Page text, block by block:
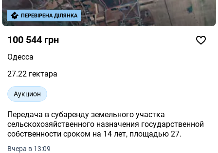
100 544 грн
Одесса
27.22 гектара
Аукцион
Передача в субаренду земельного участка
сельскохозяйственного назначения государственной
собственности сроком на 14 лет, площадью 27.
Вчера в 13:09
ПЕРЕВІРЕНА ДІЛЯНКА